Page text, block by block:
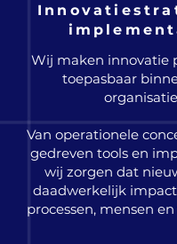
Wij maken innovatie
toepasbaar
Van operationele
gedreven tools en
wij zorgen dat
daadwerkelijk
processen, mensen